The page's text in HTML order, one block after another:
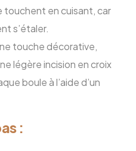
touchent en cuisant, car
s’étaler.
touche décorative,
légère incision en croix
boule à l’aide d’un
: